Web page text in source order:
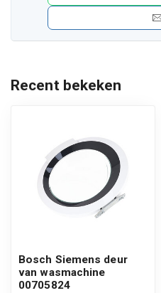
Recent bekeken
Bosch Siemens deur
van wasmachine
00705824